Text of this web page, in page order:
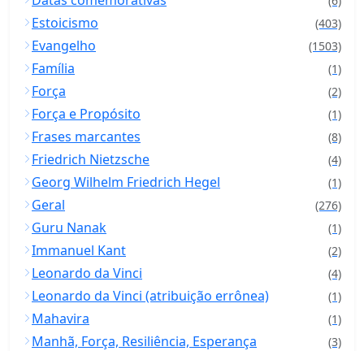
Estoicismo (403)
Evangelho (1503)
Família (1)
Força (2)
Força e Propósito (1)
Frases marcantes (8)
Friedrich Nietzsche (4)
Georg Wilhelm Friedrich Hegel (1)
Geral (276)
Guru Nanak (1)
Immanuel Kant (2)
Leonardo da Vinci (4)
Leonardo da Vinci (atribuição errônea) (1)
Mahavira (1)
Manhã, Força, Resiliência, Esperança (3)